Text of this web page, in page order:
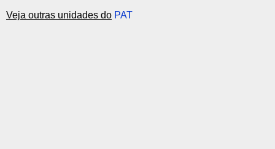
Veja outras unidades do PAT